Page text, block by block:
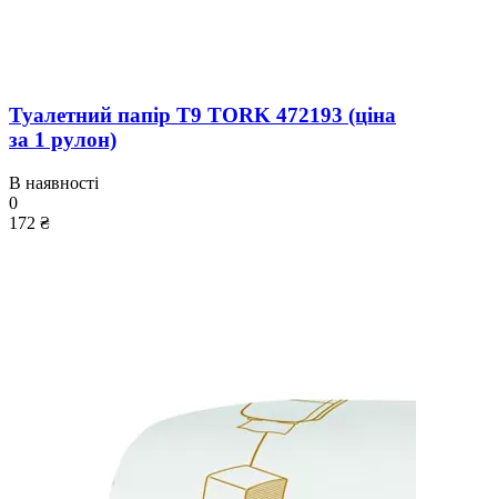
Туалетний папір T9 TORK 472193 (ціна
за 1 рулон)
В наявності
0
172 ₴